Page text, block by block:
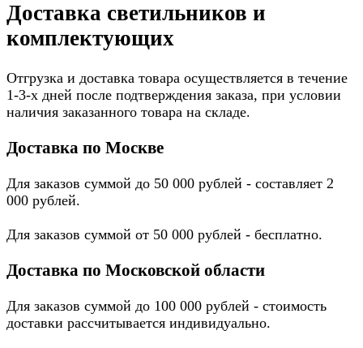
Доставка светильников и
комплектующих
Отгрузка и доставка товара осуществляется в течение
1-3-х дней после подтверждения заказа, при условии
наличия заказанного товара на складе.
Доставка по Москве
Для заказов суммой до 50 000 рублей - составляет 2
000 рублей.
Для заказов суммой от 50 000 рублей - бесплатно.
Доставка по Московской области
Для заказов суммой до 100 000 рублей - стоимость
доставки рассчитывается индивидуально.